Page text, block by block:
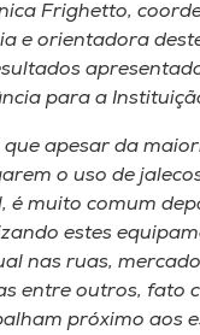
Frighetto,
e orientadora
para a
que apesar da
o uso de
é muito comum
estes
nas ruas,
entre outros, fato
próximo aos